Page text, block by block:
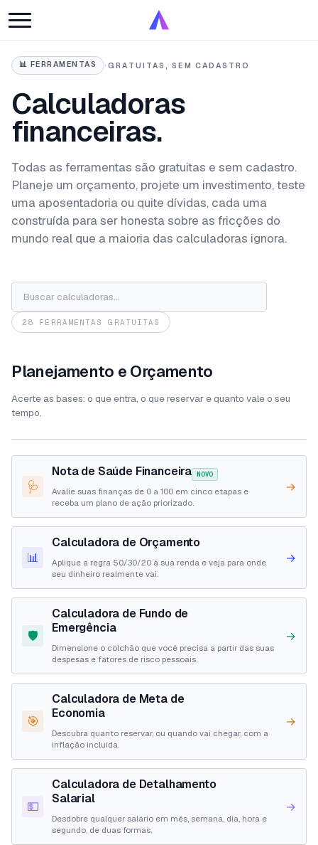
📊 FERRAMENTAS ·GRATUITAS, SEM CADASTRO
Calculadoras
financeiras.
Todas as ferramentas são gratuitas e sem cadastro.
Planeje um orçamento, projete um investimento, teste
uma aposentadoria ou quite dívidas, cada uma
construída para ser honesta sobre as fricções do
mundo real que a maioria das calculadoras ignora.
28 FERRAMENTAS GRATUITAS
Planejamento e Orçamento
Acerte as bases: o que entra, o que reservar e quanto vale o seu
tempo.
🩺
Nota de Saúde Financeira NOVO
Avalie suas finanças de 0 a 100 em cinco etapas e
receba um plano de ação priorizado.
→
📊
Calculadora de Orçamento
Aplique a regra 50/30/20 à sua renda e veja para onde
seu dinheiro realmente vai.
→
🛡️
Calculadora de Fundo de
Emergência
Dimensione o colchão que você precisa a partir das suas
despesas e fatores de risco pessoais.
→
🎯
Calculadora de Meta de
Economia
Descubra quanto reservar, ou quando vai chegar, com a
inflação incluída.
→
💵
Calculadora de Detalhamento
Salarial
Desdobre qualquer salário em mês, semana, dia, hora e
segundo, de duas formas.
→